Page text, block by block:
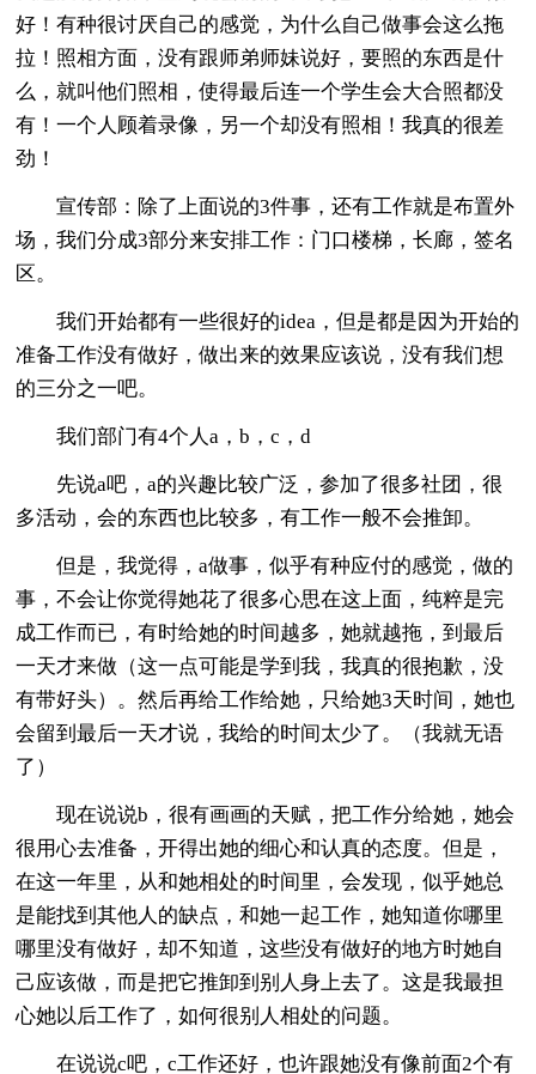
好！有种很讨厌自己的感觉，为什么自己做事会这么拖
拉！照相方面，没有跟师弟师妹说好，要照的东西是什
么，就叫他们照相，使得最后连一个学生会大合照都没
有！一个人顾着录像，另一个却没有照相！我真的很差
劲！
宣传部：除了上面说的3件事，还有工作就是布置外
场，我们分成3部分来安排工作：门口楼梯，长廊，签名
区。
我们开始都有一些很好的idea，但是都是因为开始的
准备工作没有做好，做出来的效果应该说，没有我们想
的三分之一吧。
我们部门有4个人a，b，c，d
先说a吧，a的兴趣比较广泛，参加了很多社团，很
多活动，会的东西也比较多，有工作一般不会推卸。
但是，我觉得，a做事，似乎有种应付的感觉，做的
事，不会让你觉得她花了很多心思在这上面，纯粹是完
成工作而已，有时给她的时间越多，她就越拖，到最后
一天才来做（这一点可能是学到我，我真的很抱歉，没
有带好头）。然后再给工作给她，只给她3天时间，她也
会留到最后一天才说，我给的时间太少了。（我就无语
了）
现在说说b，很有画画的天赋，把工作分给她，她会
很用心去准备，开得出她的细心和认真的态度。但是，
在这一年里，从和她相处的时间里，会发现，似乎她总
是能找到其他人的缺点，和她一起工作，她知道你哪里
哪里没有做好，却不知道，这些没有做好的地方时她自
己应该做，而是把它推卸到别人身上去了。这是我最担
心她以后工作了，如何很别人相处的问题。
在说说c吧，c工作还好，也许跟她没有像前面2个有